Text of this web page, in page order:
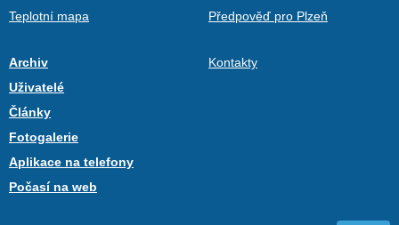
Teplotní mapa
Předpověď pro Plzeň
Archiv
Uživatelé
Články
Fotogalerie
Aplikace na telefony
Počasí na web
Kontakty